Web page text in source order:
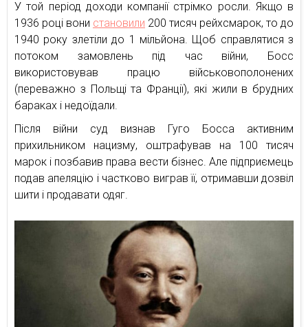
У той період доходи компанії стрімко росли. Якщо в
1936 році вони становили 200 тисяч рейхсмарок, то до
1940 року злетіли до 1 мільйона. Щоб справлятися з
потоком замовлень під час війни, Босс
використовував працю військовополонених
(переважно з Польщі та Франції), які жили в брудних
бараках і недоїдали.
Після війни суд визнав Гуго Босса активним
прихильником нацизму, оштрафував на 100 тисяч
марок і позбавив права вести бізнес. Але підприємець
подав апеляцію і частково виграв її, отримавши дозвіл
шити і продавати одяг.